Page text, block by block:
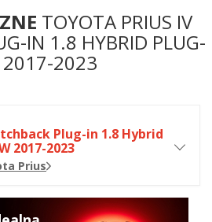
TOYOTA PRIUS IV
IN 1.8 HYBRID PLUG-
2017-2023
Plug-in 1.8 Hybrid
2017-2023
Prius